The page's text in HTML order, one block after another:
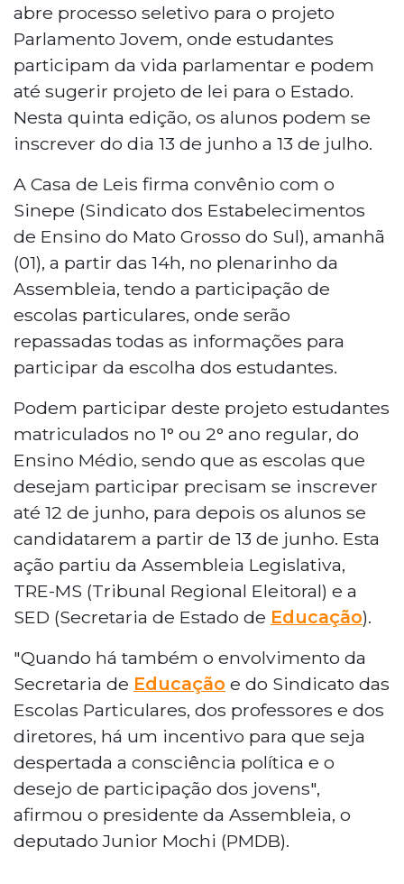
abre processo seletivo para o projeto
Parlamento Jovem, onde estudantes
participam da vida parlamentar e podem
até sugerir projeto de lei para o Estado.
Nesta quinta edição, os alunos podem se
inscrever do dia 13 de junho a 13 de julho.
A Casa de Leis firma convênio com o
Sinepe (Sindicato dos Estabelecimentos
de Ensino do Mato Grosso do Sul), amanhã
(01), a partir das 14h, no plenarinho da
Assembleia, tendo a participação de
escolas particulares, onde serão
repassadas todas as informações para
participar da escolha dos estudantes.
Podem participar deste projeto estudantes
matriculados no 1° ou 2° ano regular, do
Ensino Médio, sendo que as escolas que
desejam participar precisam se inscrever
até 12 de junho, para depois os alunos se
candidatarem a partir de 13 de junho. Esta
ação partiu da Assembleia Legislativa,
TRE-MS (Tribunal Regional Eleitoral) e a
SED (Secretaria de Estado de Educação).
"Quando há também o envolvimento da
Secretaria de Educação e do Sindicato das
Escolas Particulares, dos professores e dos
diretores, há um incentivo para que seja
despertada a consciência política e o
desejo de participação dos jovens",
afirmou o presidente da Assembleia, o
deputado Junior Mochi (PMDB).